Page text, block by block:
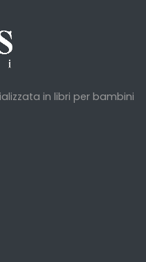
in libri per bambini